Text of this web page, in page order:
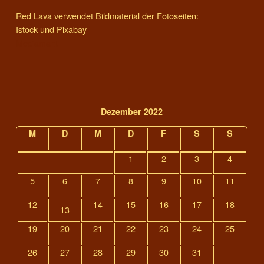
Red Lava verwendet Bildmaterial der Fotoseiten:
Istock und Pixabay
Dezember 2022
M
D M D F S S
1 2 3
4
5
6 7 8 9 10
11
12
13 14 15 16 17
18
19
20 21 22 23 24
25
26
27 28 29 30 31